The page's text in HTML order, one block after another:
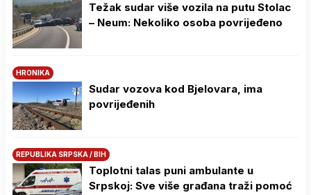
Težak sudar više vozila na putu Stolac
– Neum: Nekoliko osoba povrijeđeno
HRONIKA
Sudar vozova kod Bjelovara, ima
povrijeđenih
REPUBLIKA SRPSKA / BIH
Toplotni talas puni ambulante u
Srpskoj: Sve više građana traži pomoć